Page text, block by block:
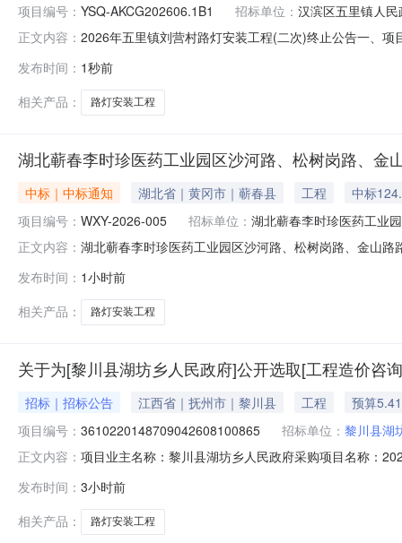
项目编号： YSQ-AKCG202606.1B1 招标单位： 汉滨区五里镇人民
正文内容： 2026年五里镇刘营村路灯安装工程(二次)终止公告一、
社区联系方式：155945618962.采购代理机构信息名称
发布时间： 1秒前
相关产品：
路灯安装工程
湖北蕲春李时珍医药工业园区沙河路、松树岗路、金
中标｜中标通知 湖北省｜黄冈市｜蕲春县 工程
中标
项目编号： WXY-2026-005 招标单位： 湖北蕲春李时珍医药工业
正文内容： 湖北蕲春李时珍医药工业园区沙河路、松树岗路、金山
（成交）金额：124.1896(万元)综合评分法：91.73（分
发布时间： 1小时前
相关产品：
路灯安装工程
关于为[黎川县湖坊乡人民政府]公开选取[工程造价咨
招标｜招标公告 江西省｜抚州市｜黎川县 工程
预算
项目编号： 3610220148709042608100865 招标单位： 黎川县湖
正文内容： 项目业主名称：黎川县湖坊乡人民政府采购项目名称：
工程（预算）洽谈时间：3（个工作日）签订合同时间：
发布时间： 3小时前
相关产品：
路灯安装工程